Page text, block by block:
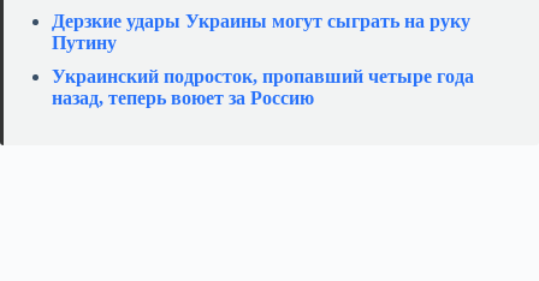
Дерзкие удары Украины могут сыграть на руку
Путину
Украинский подросток, пропавший четыре года
назад, теперь воюет за Россию